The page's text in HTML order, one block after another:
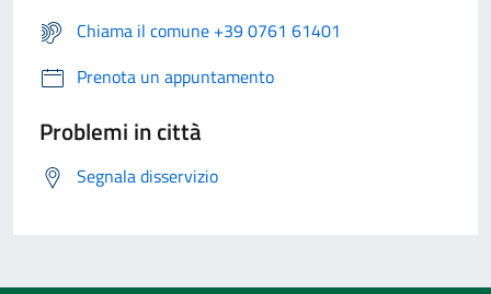
Chiama il comune +39 0761 61401
Prenota un appuntamento
Problemi in città
Segnala disservizio